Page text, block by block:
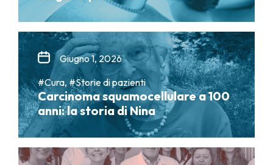
Giugno 1, 2026
#Cura, #Storie di pazienti
Carcinoma squamocellulare a 100
anni: la storia di Nina